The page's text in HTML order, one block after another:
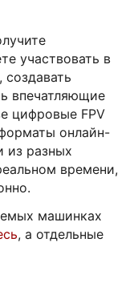
участвовать в
создавать
впечатляющие
цифровые FPV
онлайн-
из разных
времени,
машинках
, а отдельные